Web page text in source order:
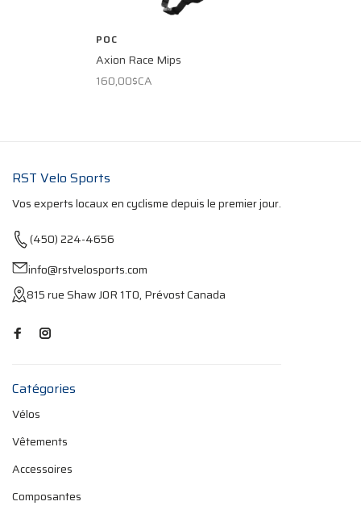
POC
Axion Race Mips
160,00$CA
RST Velo Sports
Vos experts locaux en cyclisme depuis le premier jour.
(450) 224-4656
info@rstvelosports.com
815 rue Shaw J0R 1T0, Prévost Canada
Catégories
Vélos
Vêtements
Accessoires
Composantes